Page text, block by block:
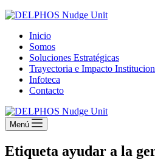
Inicio
Somos
Soluciones Estratégicas
Trayectoria e Impacto
Infoteca
Contacto
Menú
Etiqueta ayudar a la